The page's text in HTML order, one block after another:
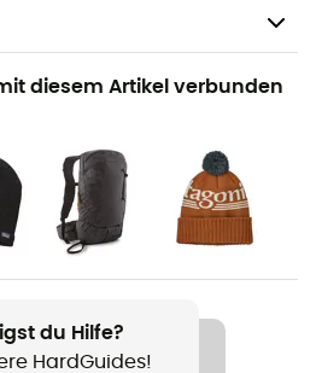
Freeride
diesem Artikel verbunden
du Hilfe?
HardGuides!